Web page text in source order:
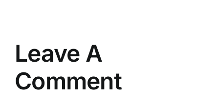
Leave A
Comment